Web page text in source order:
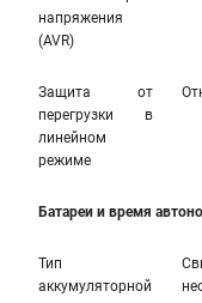
напряжения
(AVR)
Защита от
перегрузки в
линейном
режиме
Батареи и время
Тип
аккумуляторной